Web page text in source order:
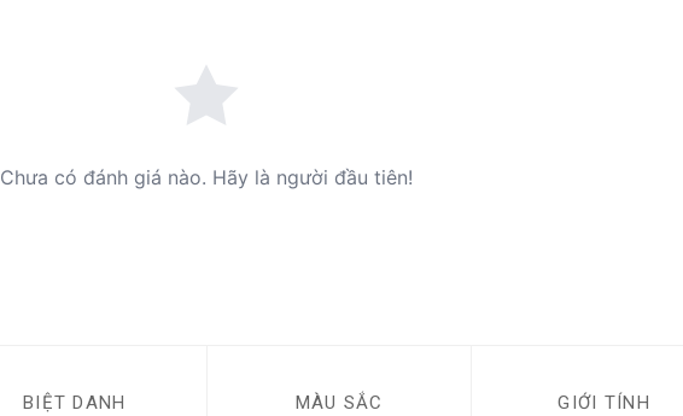
Chưa có đánh giá nào. Hãy là người đầu tiên!
BIỆT DANH MÀU SẮC GIỚI TÍNH